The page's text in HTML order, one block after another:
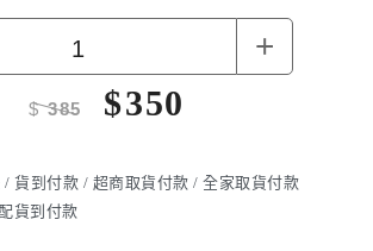
+
$385 $350
貨到付款 / 超商取貨付款 / 全家取貨付款
貨到付款